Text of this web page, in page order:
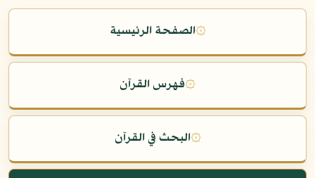
۞الصفحة الرئيسية
۞فهرس القرآن
۞البحث في القرآن